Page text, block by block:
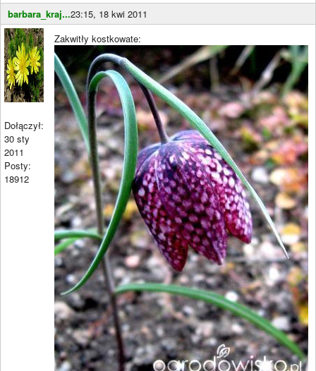
barbara_kraj...23:15, 18 kwi 2011
Dołączył:
30 sty
2011
Posty:
18912
Zakwitły kostkowate: